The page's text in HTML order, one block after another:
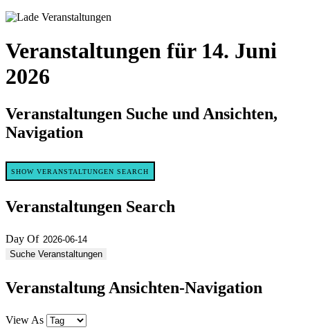
Veranstaltungen für 14. Juni
2026
Veranstaltungen Suche und Ansichten,
Navigation
SHOW VERANSTALTUNGEN SEARCH
Veranstaltungen Search
Day Of
Veranstaltung Ansichten-Navigation
View As